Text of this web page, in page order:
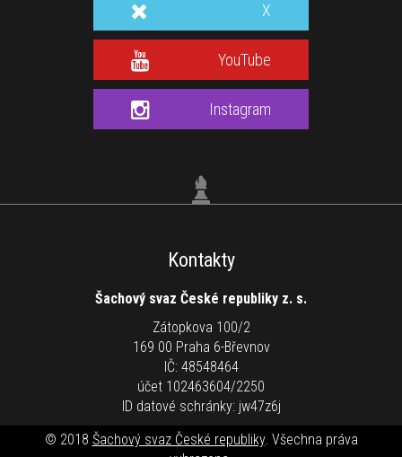
X
YouTube
Instagram
Kontakty
Šachový svaz České republiky z. s.
Zátopkova 100/2
169 00 Praha 6-Břevnov
IČ: 48548464
účet 102463604/2250
ID datové schránky: jw47z6j
© 2018 Šachový svaz České republiky. Všechna práva